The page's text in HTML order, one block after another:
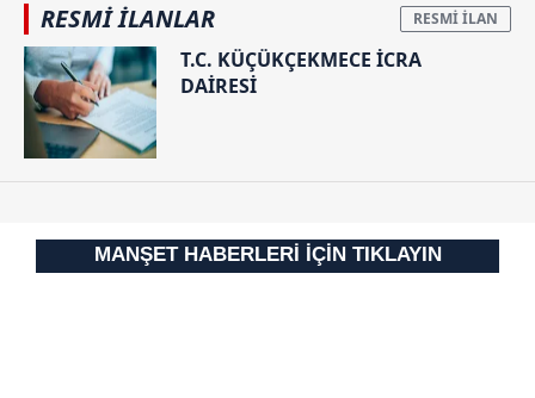
RESMİ İLANLAR
T.C. KÜÇÜKÇEKMECE İCRA
DAİRESİ
MANŞET HABERLERİ İÇİN TIKLAYIN